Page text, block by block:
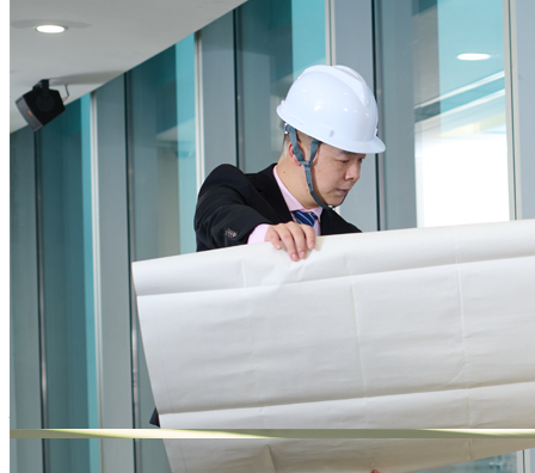
为企业核心业务发展保驾护航
提供一站式的行政后勤服务，降低后勤运营资